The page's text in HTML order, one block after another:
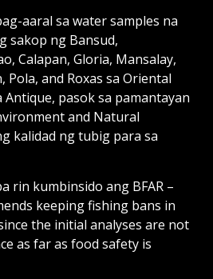
aaral sa water samples na
sakop ng Bansud,
Calapan, Gloria, Mansalay,
Pola, and Roxas sa Oriental
Antique, pasok sa pamantayan
and Natural
kalidad ng tubig para sa
rin kumbinsido ang BFAR –
keeping fishing bans in
the initial analyses are not
as far as food safety is